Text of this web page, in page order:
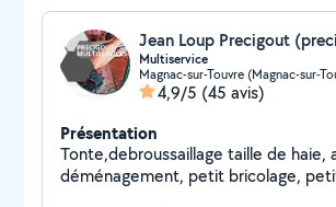
Multiservice
4,9/5 (45 avis)
Présentation
Tonte,debroussaillage taille de haie,
déménagement, petit bricolage, petite électricité ,